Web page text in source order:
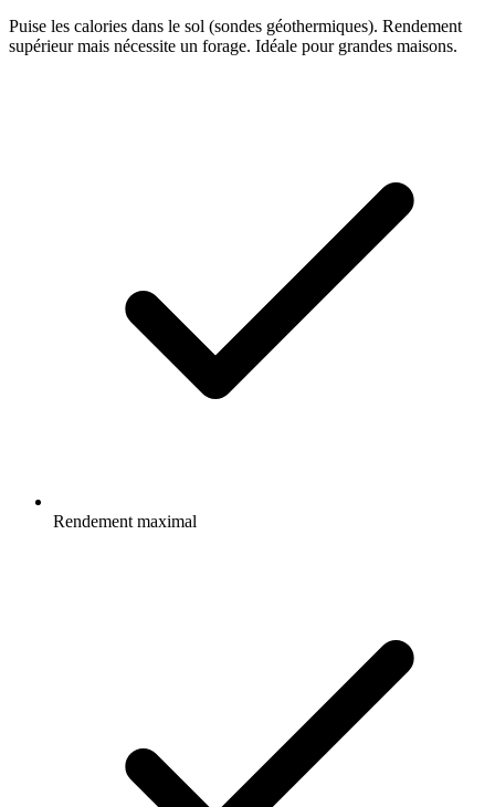
Puise les calories dans le sol (sondes géothermiques). Rendement
supérieur mais nécessite un forage. Idéale pour grandes maisons.
Rendement maximal